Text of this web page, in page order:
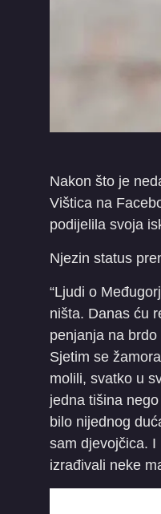
Nakon što je
Vištica na
podijelila svoja
Njezin status
“Ljudi o
ništa. Danas ću
penjanja na
Sjetim se
molili, svatko u
jedna tišina
bilo nijednog
sam djevojčica.
izrađivali neke